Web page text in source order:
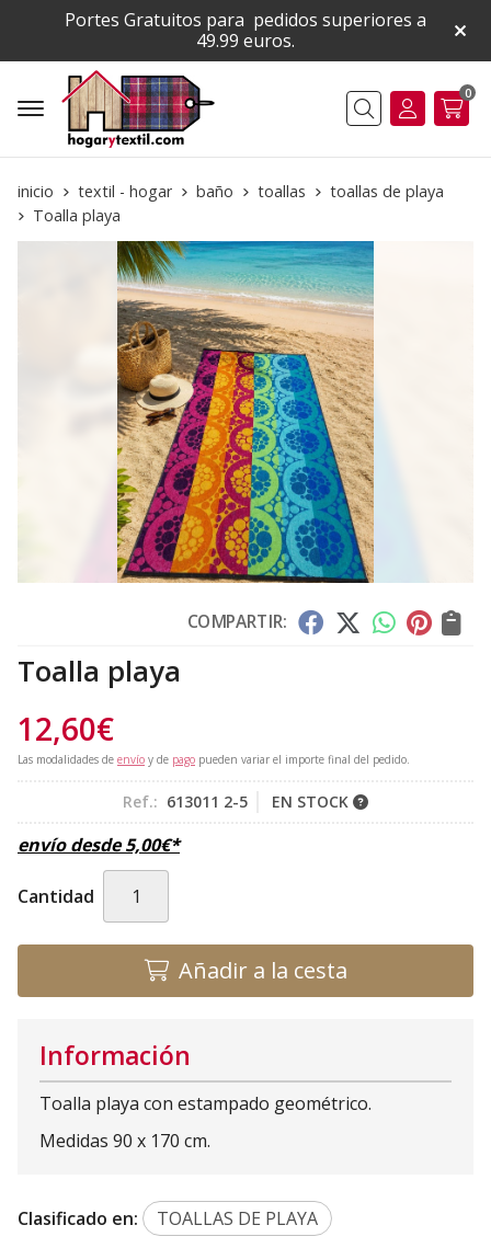
Portes Gratuitos para pedidos superiores a
49.99 euros.
Buscar
0
inicio textil - hogar baño toallas
toallas de playa
Toalla playa
COMPARTIR:
Toalla playa
12,60€
Las modalidades de envío y de pago pueden variar el importe final del pedido.
Ref.: 613011 2-5 EN STOCK
envío desde5,00€*
Cantidad
Añadir a la cesta
Información
Toalla playa con estampado geométrico.
Medidas 90 x 170 cm.
Clasificado en: TOALLAS DE PLAYA